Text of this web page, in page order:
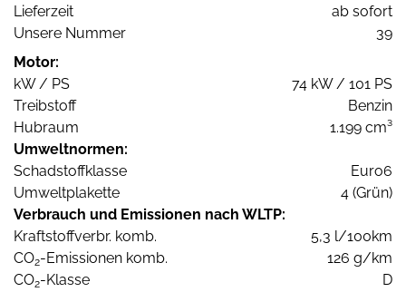
Lieferzeit
ab sofort
Unsere Nummer
39
Motor:
kW / PS
74 kW / 101 PS
Treibstoff
Benzin
Hubraum
1.199 cm³
Umweltnormen:
Schadstoffklasse
Euro6
Umweltplakette
4 (Grün)
Verbrauch und Emissionen nach WLTP:
Kraftstoffverbr. komb.
5,3 l/100km
CO2-Emissionen komb.
126 g/km
CO2-Klasse D